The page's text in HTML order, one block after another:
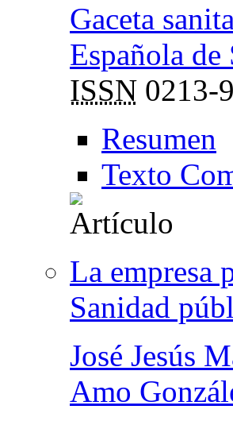
Gaceta
Española
ISSN 0213-
Resumen
Texto
La empresa
Sanidad
José Jesús
Amo